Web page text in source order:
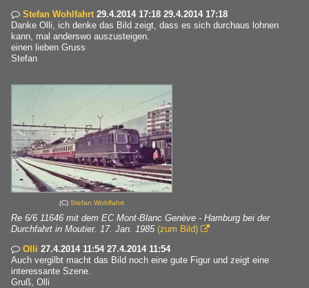
 Stefan Wohlfahrt 29.4.2014 17:18 29.4.2014 17:18
Danke Olli, ich denke das Bild zeigt, dass es sich durchaus lohnen
kann, mal anderswo auszusteigen.
einen lieben Gruss
Stefan
(C) Stefan Wohlfahrt
Re 6/6 11646 mit dem EC Mont-Blanc Genève - Hamburg bei der
Durchfahrt in Moutier. 17. Jan. 1985 (zum Bild) 
 Olli 27.4.2014 11:54 27.4.2014 11:54
Auch vergilbt macht das Bild noch eine gute Figur und zeigt eine
interessante Szene.
Gruß, Olli